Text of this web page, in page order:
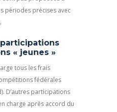
périodes précises avec
« jeunes »
tous les frais
fédérales
D’autres participations
charge après accord du